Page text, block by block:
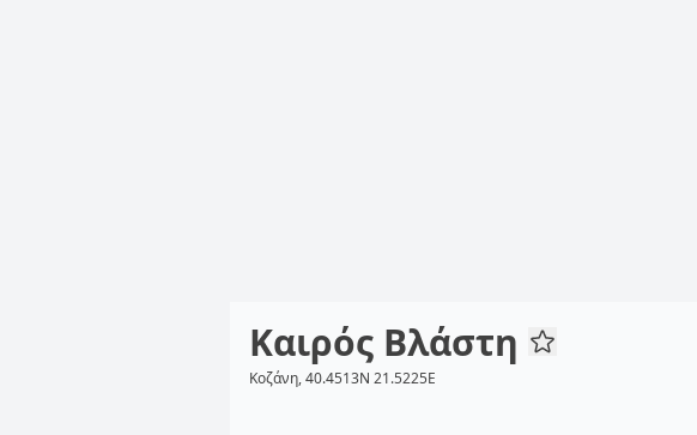
Καιρός Βλάστη
Κοζάνη, 40.4513N 21.5225E